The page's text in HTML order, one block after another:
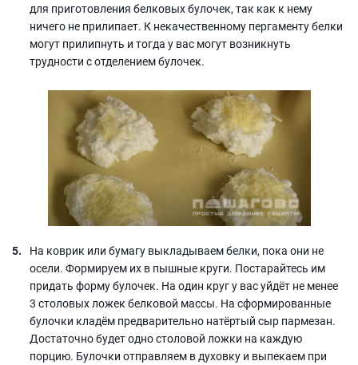
для приготовления белковых булочек, так как к нему
ничего не прилипает. К некачественному пергаменту белки
могут прилипнуть и тогда у вас могут возникнуть
трудности с отделением булочек.
На коврик или бумагу выкладываем белки, пока они не
осели. Формируем их в пышные круги. Постарайтесь им
придать форму булочек. На один круг у вас уйдёт не менее
3 столовых ложек белковой массы. На сформированные
булочки кладём предварительно натёртый сыр пармезан.
Достаточно будет одно столовой ложки на каждую
порцию. Булочки отправляем в духовку и выпекаем при